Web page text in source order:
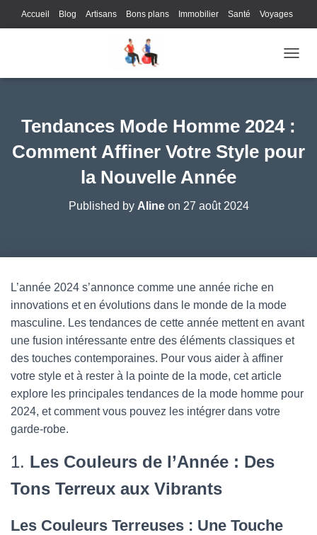
Accueil Blog Artisans Bons plans Immobilier Santé Voyages
Loisirs
Tendances Mode Homme 2024 :
Comment Affiner Votre Style pour
la Nouvelle Année
Published by Alineon 27 août 2024
L’année 2024 s’annonce comme une année riche en
innovations et en évolutions dans le monde de la mode
masculine. Les tendances de cette année mettent en avant
une fusion intéressante entre des éléments classiques et
des touches contemporaines. Pour vous aider à affiner
votre style et à rester à la pointe de la mode, cet article
explore les principales tendances de la mode homme pour
2024, et comment vous pouvez les intégrer dans votre
garde-robe.
1. Les Couleurs de l’Année : Des
Tons Terreux aux Vibrants
Les Couleurs Terreuses : Une Touche